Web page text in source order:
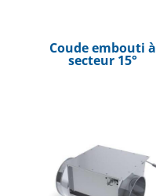
Coude embouti à
secteur 15°